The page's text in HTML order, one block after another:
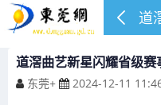
道滘曲艺新星闪耀省级
东莞+ 2024-12-11